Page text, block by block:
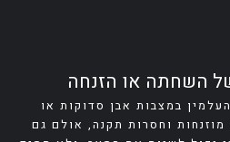
השחתה או הזנחה
במצבות אבן סדוקות או
וחסרות תקנה, אולם גם